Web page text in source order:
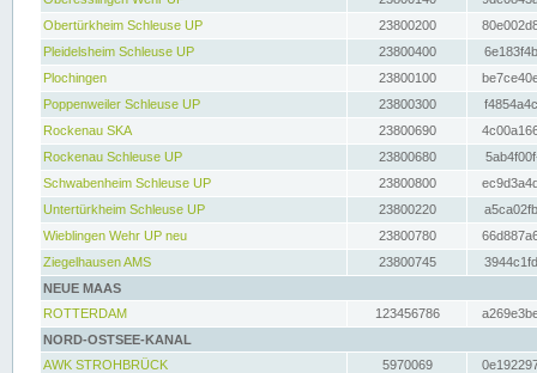
Obertürkheim Schleuse UP
23800200
Pleidelsheim Schleuse UP
23800400
Plochingen
23800100
Poppenweiler Schleuse UP
23800300
Rockenau SKA
23800690
Rockenau Schleuse UP
23800680
Schwabenheim Schleuse UP
23800800
Untertürkheim Schleuse UP
23800220
Wieblingen Wehr UP neu
23800780
Ziegelhausen AMS
23800745
NEUE MAAS
ROTTERDAM
123456786
NORD-OSTSEE-KANAL
AWK STROHBRÜCK
5970069